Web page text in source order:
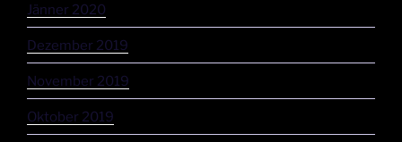
Jänner 2020
Dezember 2019
November 2019
Oktober 2019